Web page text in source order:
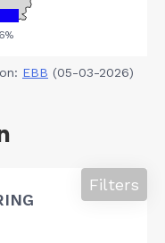
EBB (05-03-2026)
Filters